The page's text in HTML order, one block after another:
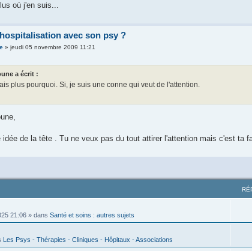
où j'en suis...
avec son psy ?
» jeudi 05 novembre 2009 11:21
a écrit :
plus pourquoi. Si, je suis une conne qui veut de l'attention.
idée de la tête . Tu ne veux pas du tout attirer l'attention mais c'est ta
21:06 » dans Santé et soins : autres sujets
Les Psys - Thérapies - Cliniques - Hôpitaux - Associations